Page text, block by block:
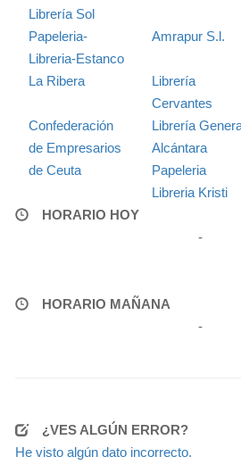
Librería Sol
Papeleria-
Libreria-Estanco
La Ribera
Amrapur S.l.
Librería
Cervantes
Confederación
de Empresarios
de Ceuta
Librería
Alcántara
Papeleria
Libreria Kristi
HORARIO HOY
-
HORARIO MAÑANA
-
¿VES ALGÚN ERROR?
He visto algún dato incorrecto.